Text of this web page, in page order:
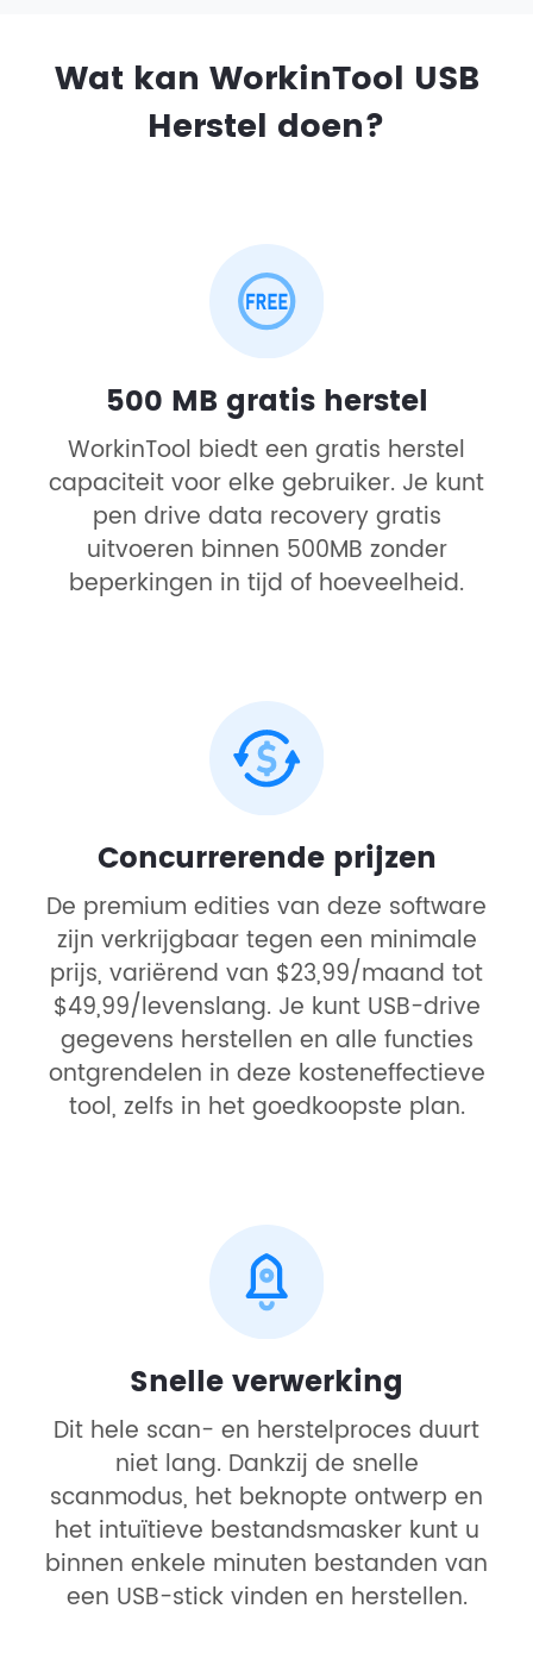
Wat kan WorkinTool USB
Herstel doen?
500 MB gratis herstel
WorkinTool biedt een gratis herstel
capaciteit voor elke gebruiker. Je kunt
pen drive data recovery gratis
uitvoeren binnen 500MB zonder
beperkingen in tijd of hoeveelheid.
Concurrerende prijzen
De premium edities van deze software
zijn verkrijgbaar tegen een minimale
prijs, variërend van $23,99/maand tot
$49,99/levenslang. Je kunt USB-drive
gegevens herstellen en alle functies
ontgrendelen in deze kosteneffectieve
tool, zelfs in het goedkoopste plan.
Snelle verwerking
Dit hele scan- en herstelproces duurt
niet lang. Dankzij de snelle
scanmodus, het beknopte ontwerp en
het intuïtieve bestandsmasker kunt u
binnen enkele minuten bestanden van
een USB-stick vinden en herstellen.